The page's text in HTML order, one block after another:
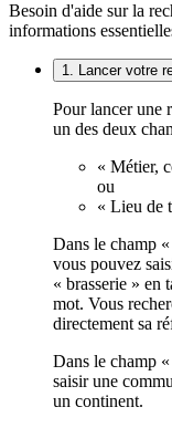
Besoin d'aide sur la
informations
1. Lancer votre
Pour lancer une
un des deux
« Métier,
ou
« Lieu de
Dans le champ
vous pouvez
« brasserie » en
mot. Vous
directement sa
Dans le champ
saisir une
un continent.